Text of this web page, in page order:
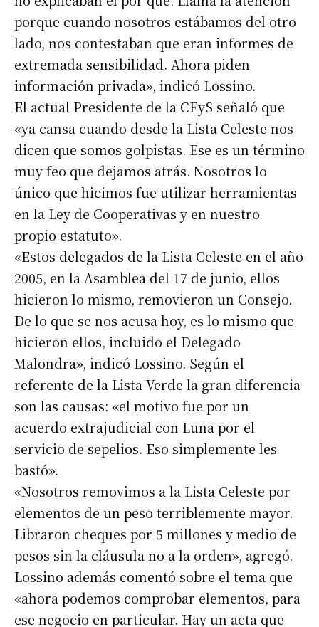
porque cuando nosotros estábamos del otro
lado, nos contestaban que eran informes de
extremada sensibilidad. Ahora piden
información privada», indicó Lossino.
El actual Presidente de la CEyS señaló que
«ya cansa cuando desde la Lista Celeste nos
dicen que somos golpistas. Ese es un término
muy feo que dejamos atrás. Nosotros lo
único que hicimos fue utilizar herramientas
en la Ley de Cooperativas y en nuestro
propio estatuto».
«Estos delegados de la Lista Celeste en el año
2005, en la Asamblea del 17 de junio, ellos
hicieron lo mismo, removieron un Consejo.
De lo que se nos acusa hoy, es lo mismo que
hicieron ellos, incluido el Delegado
Malondra», indicó Lossino. Según el
referente de la Lista Verde la gran diferencia
son las causas: «el motivo fue por un
acuerdo extrajudicial con Luna por el
servicio de sepelios. Eso simplemente les
bastó».
«Nosotros removimos a la Lista Celeste por
elementos de un peso terriblemente mayor.
Libraron cheques por 5 millones y medio de
pesos sin la cláusula no a la orden», agregó.
Lossino además comentó sobre el tema que
«ahora podemos comprobar elementos, para
ese negocio en particular. Hay un acta que